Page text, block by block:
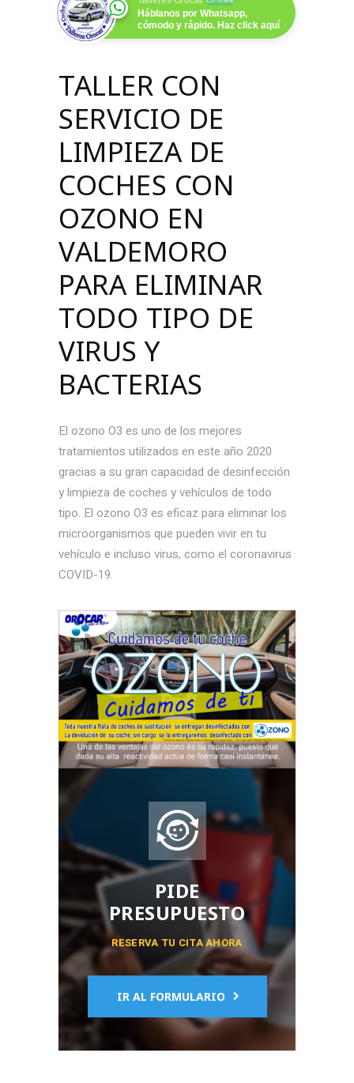
Háblanos por Whatsapp,
cómodo y rápido. Haz click aquí
TALLER CON
SERVICIO DE
LIMPIEZA DE
COCHES CON
OZONO EN
VALDEMORO
PARA ELIMINAR
TODO TIPO DE
VIRUS Y
BACTERIAS
El ozono O3 es uno de los mejores
tratamientos utilizados en este año 2020
gracias a su gran capacidad de desinfección
y limpieza de coches y vehículos de todo
tipo. El ozono O3 es eficaz para eliminar los
microorganismos que pueden vivir en tu
vehículo e incluso virus, como el coronavirus
COVID-19.
PIDE
PRESUPUESTO
RESERVA TU CITA AHORA
IR AL FORMULARIO